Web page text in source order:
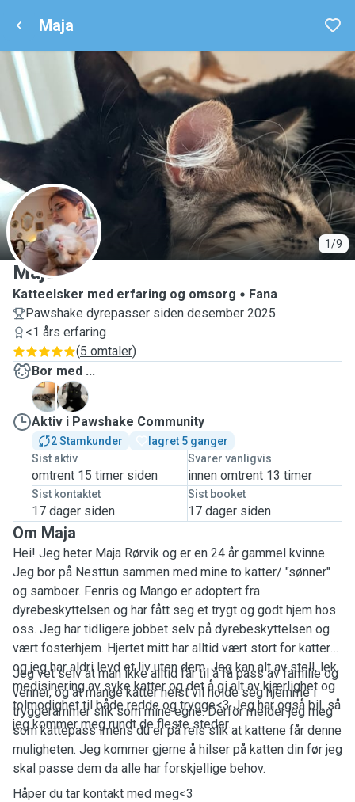
Maja
1/9
M
Maja
Katteelsker med erfaring og omsorg
Fana
Pawshake dyrepasser siden desember 2025
<1 års erfaring
(5 omtaler)
Bor med ...
F
M
Aktiv i Pawshake Community
2 Stamkunder
lagret 5 ganger
Sist aktiv
omtrent 15 timer siden
Svarer vanligvis
innen omtrent 13 timer
Sist kontaktet
17 dager siden
Sist booket
17 dager siden
Om Maja
Hei! Jeg heter Maja Rørvik og er en 24 år gammel kvinne.
Jeg bor på Nesttun sammen med mine to katter/ "sønner"
og samboer. Fenris og Mango er adoptert fra
dyrebeskyttelsen og har fått seg et trygt og godt hjem hos
oss. Jeg har tidligere jobbet selv på dyrebeskyttelsen og
vært fosterhjem. Hjertet mitt har alltid vært stort for katter
og jeg har aldri levd et liv uten dem. Jeg kan alt av stell, lek,
medisinering av syke katterog det å gi alt av kjærlighet og
tolmodighet til både redde og trygge<3 Jeg har også bil, så
jeg kommer meg rundt de fleste steder.
Jeg vet selv at man ikke alltid får til å få pass av familie og
venner, og at mange katter helst vil holde seg hjemme i
tryggerammer slik som mine egne. Derfor melder jeg meg
som kattepass imens du er på reis slik at kattene får denne
muligheten. Jeg kommer gjerne å hilser på katten din før jeg
skal passe dem da alle har forskjellige behov.
Håper du tar kontakt med meg<3